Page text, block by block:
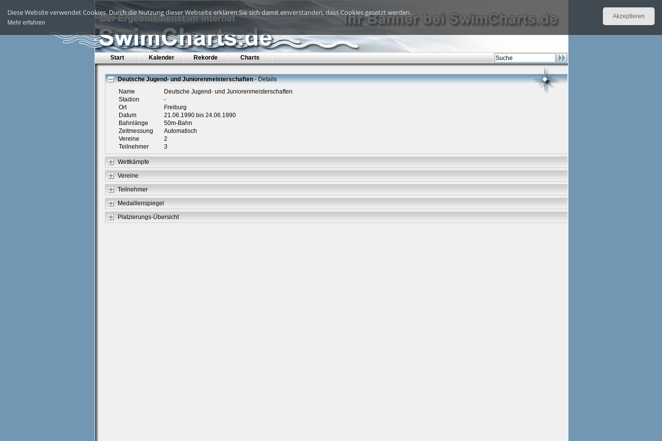
Akzeptieren
Diese Website verwendet Cookies. Durch die Nutzung dieser Webseite erklären Sie sich damit einverstanden, dass Cookies gesetzt werden.
Mehr erfahren
Start Kalender Rekorde Charts
Deutsche Jugend- und Juniorenmeisterschaften- Details
Name
Deutsche Jugend- und Juniorenmeisterschaften
Stadion
-
Ort
Freiburg
Datum
21.06.1990 bis 24.06.1990
Bahnlänge
50m-Bahn
Zeitmessung
Automatisch
Vereine
2
Teilnehmer
3
Wettkämpfe
Vereine
Teilnehmer
Medaillenspiegel
Platzierungs-Übersicht